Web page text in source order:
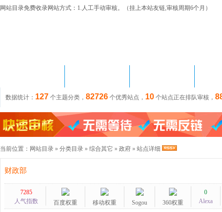
网站目录免费收录网站方式：1.人工手动审核。（挂上本站友链,审核周期6个月）
数据统计： 127 个主题分类， 82726 个优秀站点， 10 个站点正在排队审核，
当前位置： 网站目录 » 分类目录 » 综合其它 » 政府 » 站点详细
财政部
7285
人气指数
百度权重 移动权重 Sogou 360权重
0
Alexa